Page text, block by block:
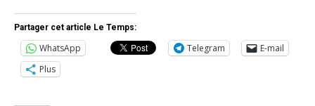
Partager cet article Le Temps:
WhatsApp Telegram
E-mail
Plus